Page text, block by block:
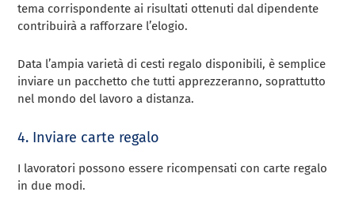
tema corrispondente ai risultati ottenuti dal dipendente
contribuirà a rafforzare l’elogio.
Data l’ampia varietà di cesti regalo disponibili, è semplice
inviare un pacchetto che tutti apprezzeranno, soprattutto
nel mondo del lavoro a distanza.
4. Inviare carte regalo
I lavoratori possono essere ricompensati con carte regalo
in due modi.